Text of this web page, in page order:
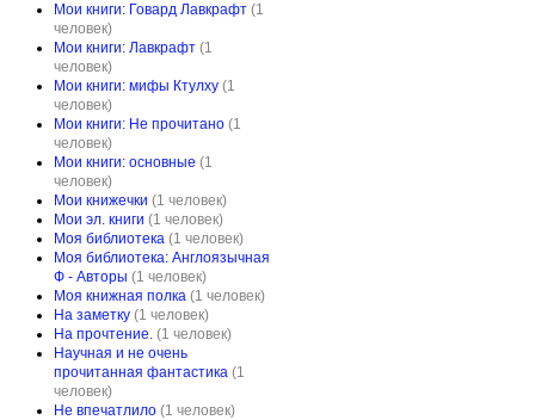
Мои книги: Говард Лавкрафт (1
человек)
Мои книги: Лавкрафт (1
человек)
Мои книги: мифы Ктулху (1
человек)
Мои книги: Не прочитано (1
человек)
Мои книги: основные (1
человек)
Мои книжечки (1 человек)
Мои эл. книги (1 человек)
Моя библиотека (1 человек)
Моя библиотека: Англоязычная
Ф - Авторы (1 человек)
Моя книжная полка (1 человек)
На заметку (1 человек)
На прочтение. (1 человек)
Научная и не очень
прочитанная фантастика (1
человек)
Не впечатлило (1 человек)